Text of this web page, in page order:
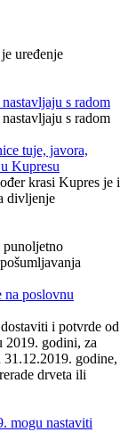
uređenje
s radom
s radom
tuje, javora,
Kupresu
krasi Kupres je i
divljenje
punoljetno
na poslovnu
i potvrde od
2019. godini, za
godine,
drveta ili
mogu nastaviti